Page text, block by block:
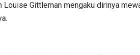
Gittleman mengaku dirinya